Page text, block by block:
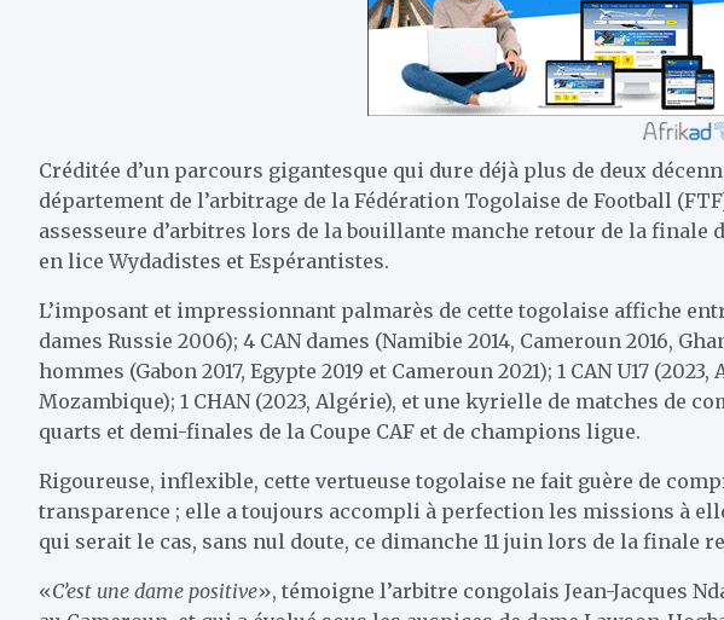
Créditée d’un parcours gigantesque qui dure déjà plus de deux
département de l’arbitrage de la Fédération Togolaise de Football
assesseure d’arbitres lors de la bouillante manche retour de la finale
en lice Wydadistes et Espérantistes.
L’imposant et impressionnant palmarès de cette togolaise affiche
dames Russie 2006); 4 CAN dames (Namibie 2014, Cameroun 2016,
hommes (Gabon 2017, Egypte 2019 et Cameroun 2021); 1 CAN U17
Mozambique); 1 CHAN (2023, Algérie), et une kyrielle de matches de
quarts et demi-finales de la Coupe CAF et de champions ligue.
Rigoureuse, inflexible, cette vertueuse togolaise ne fait guère de
transparence ; elle a toujours accompli à perfection les missions à
qui serait le cas, sans nul doute, ce dimanche 11 juin lors de la finale
«C’est une dame positive», témoigne l’arbitre congolais Jean-Jacques